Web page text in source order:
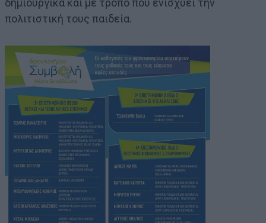
δημιουργικά και με τρόπο που ενισχύει την
πολιτιστική τους παιδεία.